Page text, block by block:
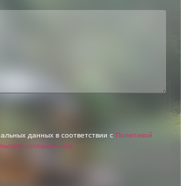
данных в соответствии с Политикой
соглашением.